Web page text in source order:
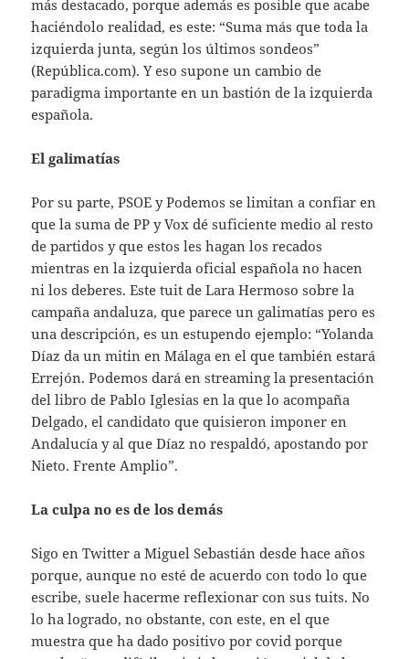
más destacado, porque además es posible que acabe
haciéndolo realidad, es este: “Suma más que toda la
izquierda junta, según los últimos sondeos”
(República.com). Y eso supone un cambio de
paradigma importante en un bastión de la izquierda
española.
El galimatías
Por su parte, PSOE y Podemos se limitan a confiar en
que la suma de PP y Vox dé suficiente medio al resto
de partidos y que estos les hagan los recados
mientras en la izquierda oficial española no hacen
ni los deberes. Este tuit de Lara Hermoso sobre la
campaña andaluza, que parece un galimatías pero es
una descripción, es un estupendo ejemplo: “Yolanda
Díaz da un mitin en Málaga en el que también estará
Errejón. Podemos dará en streaming la presentación
del libro de Pablo Iglesias en la que lo acompaña
Delgado, el candidato que quisieron imponer en
Andalucía y al que Díaz no respaldó, apostando por
Nieto. Frente Amplio”.
La culpa no es de los demás
Sigo en Twitter a Miguel Sebastián desde hace años
porque, aunque no esté de acuerdo con todo lo que
escribe, suele hacerme reflexionar con sus tuits. No
lo ha logrado, no obstante, con este, en el que
muestra que ha dado positivo por covid porque